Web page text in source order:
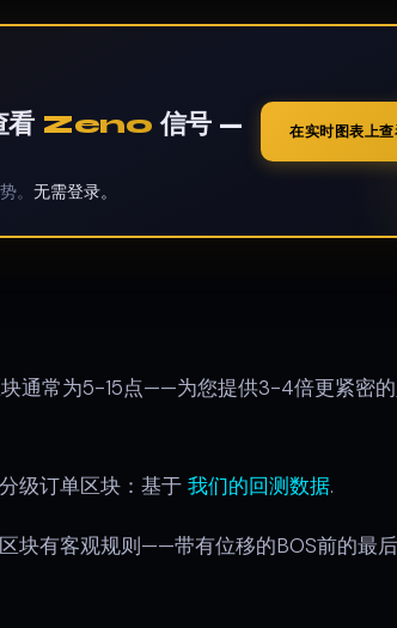
Zeno 信号 —
。 无需登录。
在实时图表上
通常为5-15点——为您提供3-4倍更紧密
级订单区块：基于 我们的回测数据.
块有客观规则——带有位移的BOS前的最后